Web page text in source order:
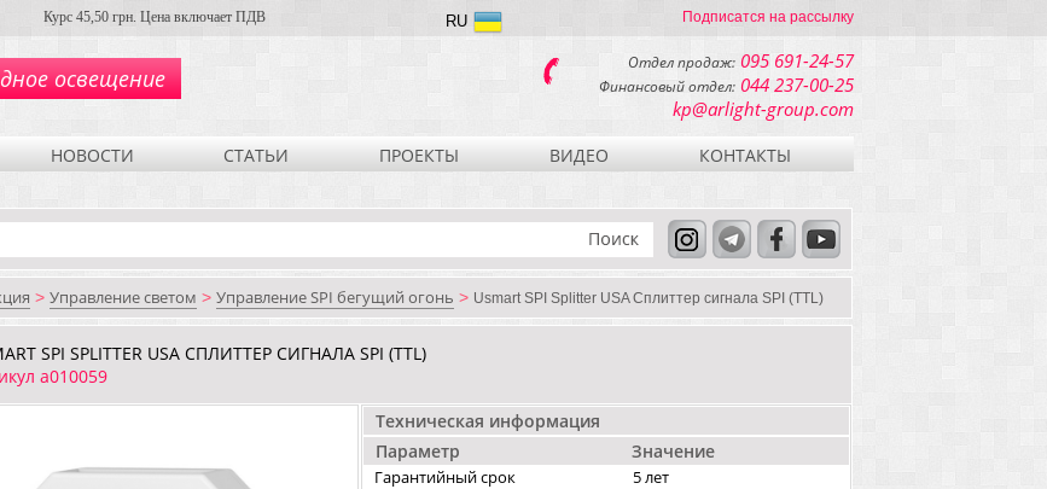
Курс 45,50 грн. Цена включает ПДВ Подписатся на рассылку
RU
освещение
Отдел продаж: 095 691-24-57
Финансовый отдел: 044 237-00-25
kp@arlight-group.com
НОВОСТИ СТАТЬИ ПРОЕКТЫ ВИДЕО КОНТАКТЫ
> Управление светом > Управление SPI бегущий огонь > Usmart SPI Splitter USA Сплиттер сигнала SPI (TTL)
SPI SPLITTER USA СПЛИТТЕР СИГНАЛА SPI (TTL)
a010059
Техническая информация
Параметр
Значение
Гарантийный срок
5 лет